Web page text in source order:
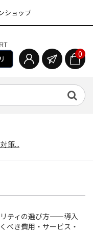
ショップ
0
策...
ティの選び方——導入
べき費用・サービス・